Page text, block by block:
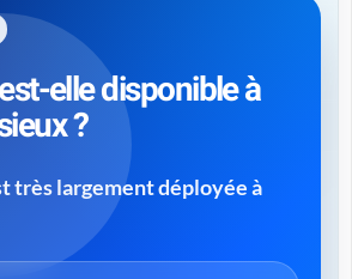
elle disponible à
?
très largement déployée à